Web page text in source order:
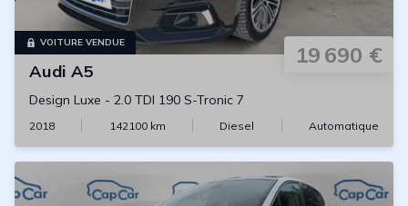
VOITURE VENDUE 19 690 €
Audi A5
Design Luxe - 2.0 TDI 190 S-Tronic 7
2018 142100km Diesel Automatique